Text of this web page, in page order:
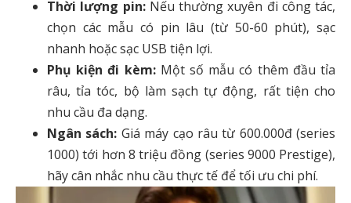
Thời lượng pin:Nếu thường xuyên đi công tác,
chọn các mẫu có pin lâu (từ 50-60 phút), sạc
nhanh hoặc sạc USB tiện lợi.
Phụ kiện đi kèm:Một số mẫu có thêm đầu tỉa
râu, tỉa tóc, bộ làm sạch tự động, rất tiện cho
nhu cầu đa dạng.
Ngân sách: Giá máy cạo râu từ 600.000đ (series
1000) tới hơn 8 triệu đồng (series 9000 Prestige),
hãy cân nhắc nhu cầu thực tế để tối ưu chi phí.